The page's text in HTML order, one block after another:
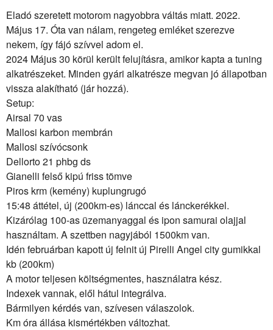
Eladó szeretett motorom nagyobbra váltás miatt. 2022.
Május 17. Óta van nálam, rengeteg emléket szerezve
nekem, így fájó szívvel adom el.
2024 Május 30 körül került felujításra, amikor kapta a tuning
alkatrészeket. Minden gyári alkatrésze megvan jó állapotban
vissza alakítható (jár hozzá).
Setup:
Airsal 70 vas
Mallosi karbon membrán
Mallosi szívócsonk
Dellorto 21 phbg ds
Gianelli felső kipú friss tömve
Piros krm (kemény) kuplungrugó
15:48 áttétel, új (200km-es) lánccal és lánckerékkel.
Kizárólag 100-as üzemanyaggal és ipon samurai olajjal
használtam. A szettben nagyjából 1500km van.
Idén februárban kapott új felnit új Pirelli Angel city gumikkal
kb (200km)
A motor teljesen költségmentes, használatra kész.
Indexek vannak, elől hátul integrálva.
Bármilyen kérdés van, szívesen válaszolok.
Km óra állása kismértékben változhat.